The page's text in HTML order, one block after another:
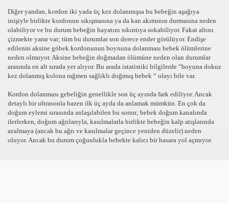
Diğer yandan, kordon iki yada üç kez dolanmışsa bu bebeğin aşağıya
inişiyle birlikte kordonun sıkışmasına ya da kan akımının durmasına neden
olabiliyor ve bu durum bebeğin hayatını sıkıntıya sokabiliyor. Fakat altını
çizmekte yarar var; tüm bu durumlar son derece ender görülüyor. Endişe
edilenin aksine göbek kordonunun boynuna dolanması bebek ölümlerine
neden olmuyor. Aksine bebeğin doğmadan ölümüne neden olan durumlar
arasında en alt sırada yer alıyor. Bu arada istatistiki bilgilerde “boyuna dokuz
kez dolanmış kolona rağmen sağlıklı doğmuş bebek “ olayı bile var.
Kordon dolanması gebeliğin genellikle son üç ayında fark ediliyor. Ancak
detaylı bir ultrasonla bazen ilk üç ayda da anlamak mümkün. En çok da
doğum eylemi sırasında anlaşılabilen bu sorun; bebek doğum kanalında
ilerlerken, doğum ağrılarıyla, kasılmalarla birlikte bebeğin kalp atışlarında
azalmaya (ancak bu ağrı ve kasılmalar geçince yeniden düzelir) neden
oluyor. Ancak bu durum çoğunlukla bebekte kalıcı bir hasara yol açmıyor.